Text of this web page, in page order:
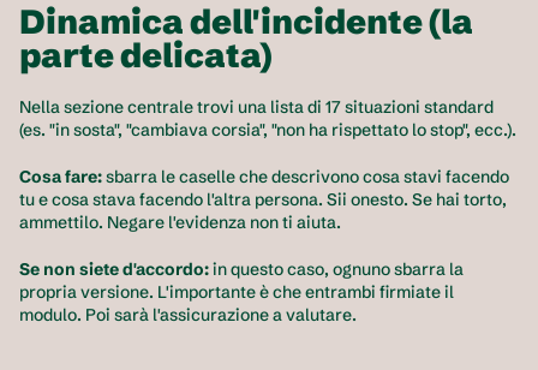
Dinamica dell'incidente (la
parte delicata)
Nella sezione centrale trovi una lista di 17 situazioni standard
(es. "in sosta", "cambiava corsia", "non ha rispettato lo stop", ecc.).
Cosa fare: sbarra le caselle che descrivono cosa stavi facendo
tu e cosa stava facendo l'altra persona. Sii onesto. Se hai torto,
ammettilo. Negare l'evidenza non ti aiuta.
Se non siete d'accordo: in questo caso, ognuno sbarra la
propria versione. L'importante è che entrambi firmiate il
modulo. Poi sarà l'assicurazione a valutare.